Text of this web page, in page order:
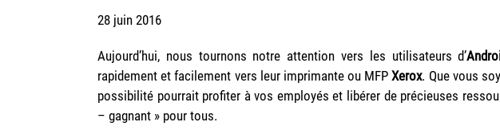
28 juin 2016
Aujourd’hui, nous tournons notre attention vers les utilisateurs d’
rapidement et facilement vers leur imprimante ou MFPXerox. Que vous
possibilité pourrait profiter à vos employés et libérer de précieuses
– gagnant » pour tous.